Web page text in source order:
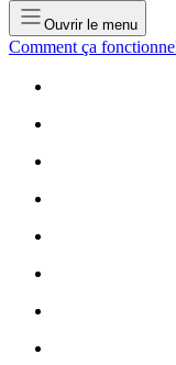
Ouvrir le menu
Comment ça fonctionne